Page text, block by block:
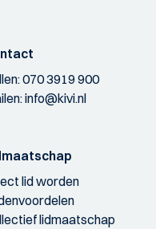
070 3919 900
info@kivi.nl
lid worden
lidmaatschap